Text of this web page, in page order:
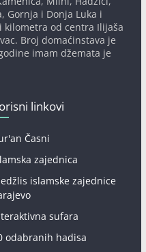
Gornja i Donja Luka i
kilometra od centra Ilijaša
Broj domaćinstava je
imam džemata je
linkovi
Časni
zajednica
islamske zajednice
sufara
odabranih hadisa